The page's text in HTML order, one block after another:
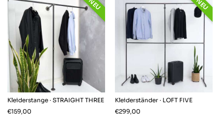
Kleiderstange · STRAIGHT THREE
€159,00
NEU
Kleiderständer · LOFT FIVE
€299,00
NEU